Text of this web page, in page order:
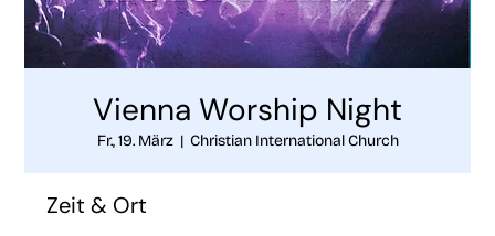
Vienna Worship Night
Fr., 19. März
  |
Christian International Church
Zeit & Ort